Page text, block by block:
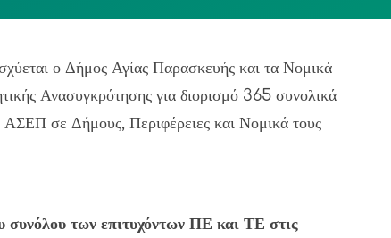
ο Δήμος Αγίας Παρασκευής και τα Νομικά
Ανασυγκρότησης για διορισμό 365 συνολικά
ΑΣΕΠ σε Δήμους, Περιφέρειες και Νομικά τους
των επιτυχόντων ΠΕ και ΤΕ στις